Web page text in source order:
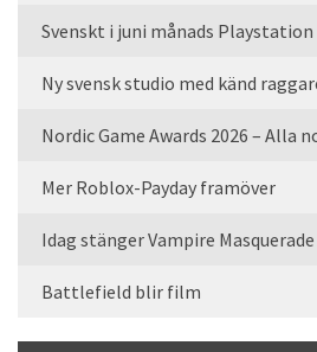
Svenskt i juni månads Playstation
Ny svensk studio med känd
Nordic Game Awards 2026 – Alla
Mer Roblox-Payday framöver
Idag stänger Vampire
Battlefield blir film